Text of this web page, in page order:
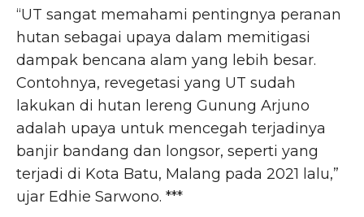
“UT sangat memahami pentingnya peranan
hutan sebagai upaya dalam memitigasi
dampak bencana alam yang lebih besar.
Contohnya, revegetasi yang UT sudah
lakukan di hutan lereng Gunung Arjuno
adalah upaya untuk mencegah terjadinya
banjir bandang dan longsor, seperti yang
terjadi di Kota Batu, Malang pada 2021 lalu,”
ujar Edhie Sarwono. ***